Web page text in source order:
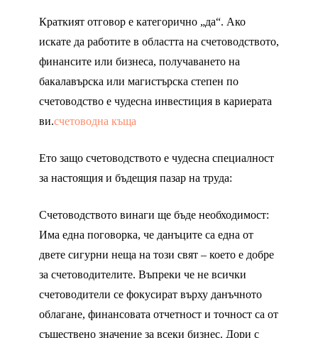
Краткият отговор е категорично „да“. Ако
искате да работите в областта на счетоводството,
финансите или бизнеса, получаването на
бакалавърска или магистърска степен по
счетоводство е чудесна инвестиция в кариерата
ви.счетоводна къща
Ето защо счетоводството е чудесна специалност
за настоящия и бъдещия пазар на труда:
Счетоводството винаги ще бъде необходимост:
Има една поговорка, че данъците са една от
двете сигурни неща на този свят – което е добре
за счетоводителите. Въпреки че не всички
счетоводители се фокусират върху данъчното
облагане, финансовата отчетност и точност са от
съществено значение за всеки бизнес. Дори с